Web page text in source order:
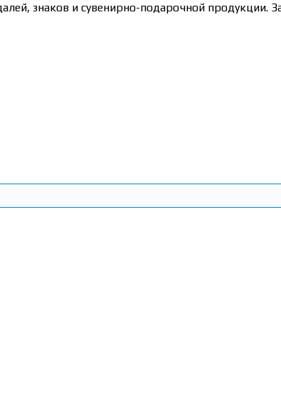
знаков и сувенирно-подарочной продукции.